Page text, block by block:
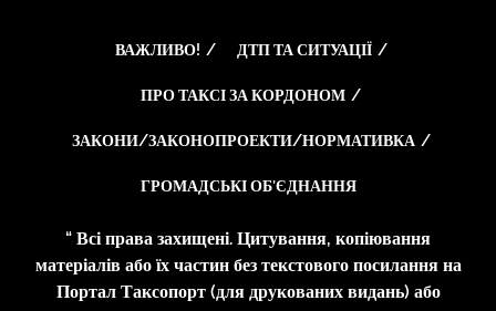
ВАЖЛИВО! ДТП ТА СИТУАЦІЇ
ПРО ТАКСІ ЗА КОРДОНОМ
ЗАКОНИ/ЗАКОНОПРОЕКТИ/НОРМАТИВКА
ГРОМАДСЬКІ ОБ’ЄДНАННЯ
“ Всі права захищені. Цитування, копіювання
матеріалів або їх частин без текстового посилання на
Портал Таксопорт (для друкованих видань) або